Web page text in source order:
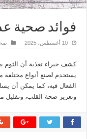
فوائد صحية
10 أغسطس، 2025
كشف خبراء تغذية أن الثوم
يستخدم لصنع أنواع مختلفة
الفعال فيه، كما يمكن أن
وتعزيز صحة القلب، وتقليل